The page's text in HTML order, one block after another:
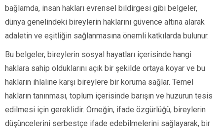
bağlamda, insan hakları evrensel bildirgesi gibi belgeler,
dünya genelindeki bireylerin haklarını güvence altına alarak
adaletin ve eşitliğin sağlanmasına önemli katkılarda bulunur.
Bu belgeler, bireylerin sosyal hayatları içerisinde hangi
haklara sahip olduklarını açık bir şekilde ortaya koyar ve bu
hakların ihlaline karşı bireylere bir koruma sağlar. Temel
hakların tanınması, toplum içerisinde barışın ve huzurun tesis
edilmesi için gereklidir. Örneğin, ifade özgürlüğü, bireylerin
düşüncelerini serbestçe ifade edebilmelerini sağlayarak, bir